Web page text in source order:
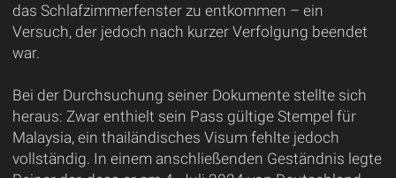
das Schlafzimmerfenster zu entkommen – ein
Versuch, der jedoch nach kurzer Verfolgung beendet
war.
Bei der Durchsuchung seiner Dokumente stellte sich
heraus: Zwar enthielt sein Pass gültige Stempel für
Malaysia, ein thailändisches Visum fehlte jedoch
vollständig. In einem anschließenden Geständnis legte